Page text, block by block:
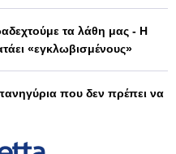
τα λάθη μας - Η
«εγκλωβισμένους»
που δεν πρέπει να